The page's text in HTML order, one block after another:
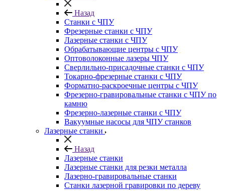
Назад
Станки с ЧПУ
Фрезерные станки с ЧПУ
Лазерные станки с ЧПУ
Обрабатывающие центры с ЧПУ
Оптоволоконные лазеры ЧПУ
Сверлильно-присадочные станки с ЧПУ
Токарно-фрезерные станки с ЧПУ
Форматно-раскроечные центры с ЧПУ
Фрезерно-гравировальные станки с ЧПУ по
камню
Фрезерно-лазерные станки с ЧПУ
Вакуумные насосы для ЧПУ станков
Лазерные станки
Назад
Лазерные станки
Лазерные станки для резки металла
Лазерно-гравировальные станки
Станки лазерной гравировки по дереву